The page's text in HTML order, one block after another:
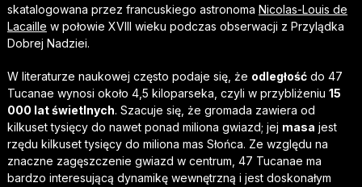
skatalogowana przez francuskiego astronoma Nicolas-Louis de
Lacaille w połowie XVIII wieku podczas obserwacji z Przylądka
Dobrej Nadziei.
W literaturze naukowej często podaje się, że odległośćdo 47
Tucanae wynosi około 4,5 kiloparseka, czyli w przybliżeniu 15
000 lat świetlnych. Szacuje się, że gromada zawiera od
kilkuset tysięcy do nawet ponad miliona gwiazd; jej masa jest
rzędu kilkuset tysięcy do miliona mas Słońca. Ze względu na
znaczne zagęszczenie gwiazd w centrum, 47 Tucanae ma
bardzo interesującą dynamikę wewnętrzną i jest doskonałym